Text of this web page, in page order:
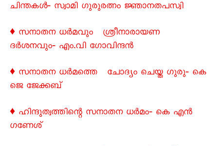
ചിന്തകൾ‐ സ്വാമി ഗുരുരത്നം ജ്ഞാനതപസ്വി
♦ സനാതന ധര്‍മവും ശ്രീനാരായണ
ദര്‍ശനവും‐ എം.വി ഗോവിന്ദന്‍
♦ സനാതന ധർമത്തെ ചോദ്യം ചെയ്ത ഗുരു‐ കെ
ജെ ജേക്കബ്
♦ ഹിന്ദുത്വത്തിന്റെ സനാതന ധർമം‐ കെ എൻ
ഗണേശ്